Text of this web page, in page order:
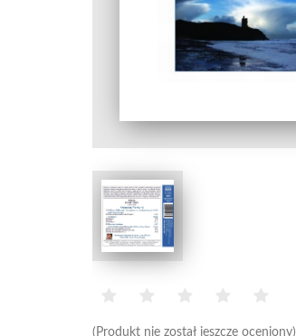
(Produkt nie został jeszcze oceniony)